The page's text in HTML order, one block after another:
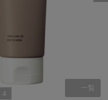
4
一覧